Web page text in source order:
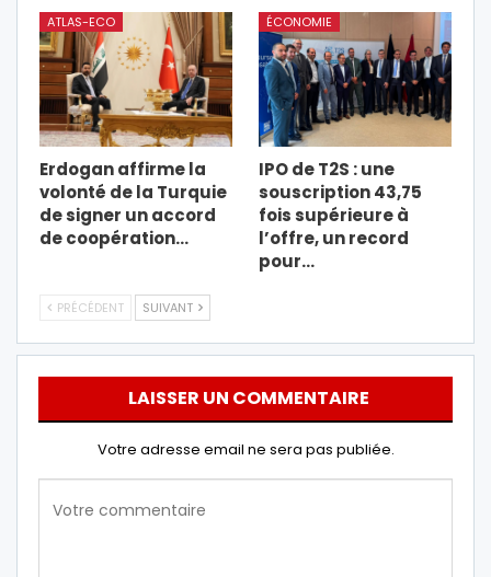
ATLAS-ECO
Erdogan affirme la
volonté de la Turquie
de signer un accord
de coopération…
ÉCONOMIE
IPO de T2S : une
souscription 43,75
fois supérieure à
l’offre, un record
pour…
PRÉCÉDENT SUIVANT
LAISSER UN COMMENTAIRE
Votre adresse email ne sera pas publiée.